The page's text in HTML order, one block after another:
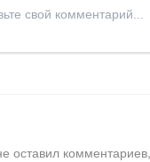
оставил